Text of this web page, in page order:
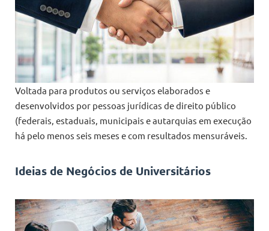
Voltada para produtos ou serviços elaborados e
desenvolvidos por pessoas jurídicas de direito público
(federais, estaduais, municipais e autarquias em execução
há pelo menos seis meses e com resultados mensuráveis.
Ideias de Negócios de Universitários